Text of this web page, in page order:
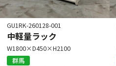
GU1RK-260128-001
中軽量ラック
W1800×D450×H2100
群馬